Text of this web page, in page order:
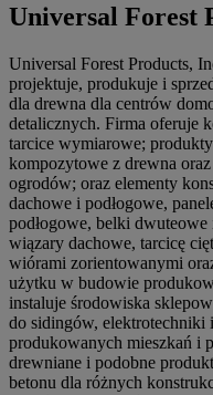
Universal Forest
Universal Forest Products,
projektuje, produkuje i
dla drewna dla centrów
detalicznych. Firma oferuje
tarcice wymiarowe;
kompozytowe z drewna
ogrodów; oraz elementy
dachowe i podłogowe,
podłogowe, belki
wiązary dachowe, tarcicę
wiórami zorientowanymi
użytku w budowie
instaluje środowiska
do sidingów,
produkowanych mieszkań i
drewniane i podobne
betonu dla różnych